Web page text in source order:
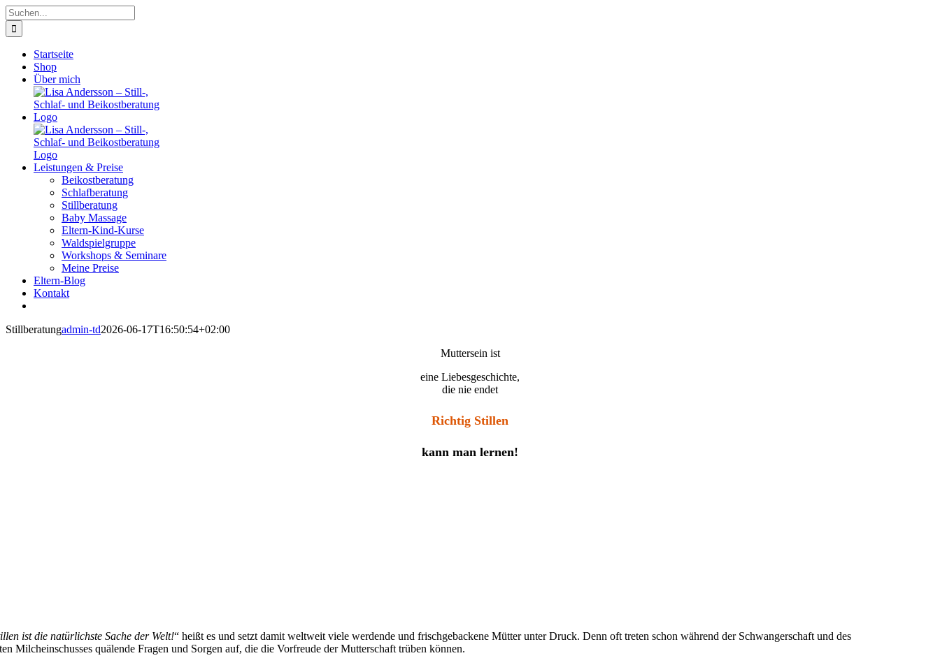
Zum
Inhalt
springen
Suche
nach:
Startseite
Shop
Über mich
Leistungen & Preise
Beikostberatung
Schlafberatung
Stillberatung
Baby Massage
Eltern-Kind-Kurse
Waldspielgruppe
Workshops & Seminare
Meine Preise
Eltern-Blog
Kontakt
Stillberatungadmin-td2026-06-17T16:50:54+02:00
Muttersein ist
eine Liebesgeschichte,
die nie endet
Richtig Stillen
kann man lernen!
ist die natürlichste Sache der Welt!“ heißt es und setzt damit weltweit viele werdende und frischgebackene Mütter unter Druck. Denn oft treten schon während der Schwangerschaft und des
Milcheinschusses quälende Fragen und Sorgen auf, die die Vorfreude der Mutterschaft trüben können.